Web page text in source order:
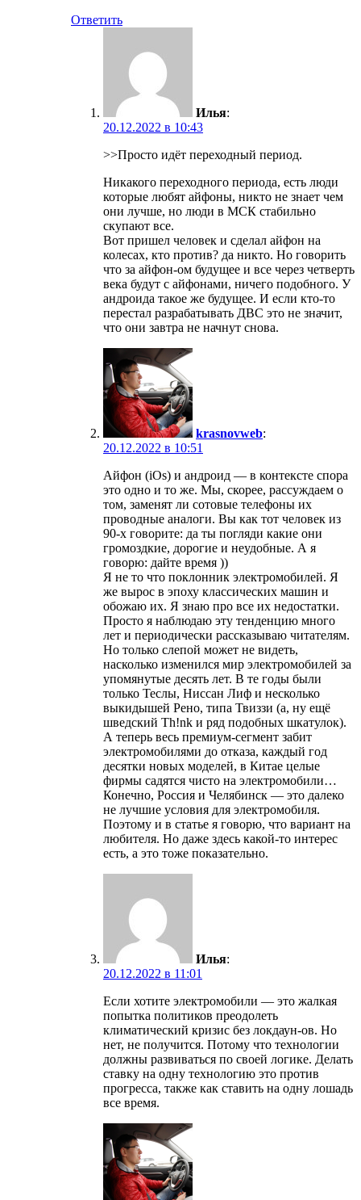
Ответить
Илья:
20.12.2022 в 10:43
>>Просто идёт переходный период.
Никакого переходного периода, есть люди
которые любят айфоны, никто не знает чем
они лучше, но люди в МСК стабильно
скупают все.
Вот пришел человек и сделал айфон на
колесах, кто против? да никто. Но говорить
что за айфон-ом будущее и все через четверть
века будут с айфонами, ничего подобного. У
андроида такое же будущее. И если кто-то
перестал разрабатывать ДВС это не значит,
что они завтра не начнут снова.
krasnovweb:
20.12.2022 в 10:51
Айфон (iOs) и андроид — в контексте спора
это одно и то же. Мы, скорее, рассуждаем о
том, заменят ли сотовые телефоны их
проводные аналоги. Вы как тот человек из
90-х говорите: да ты погляди какие они
громоздкие, дорогие и неудобные. А я
говорю: дайте время ))
Я не то что поклонник электромобилей. Я
же вырос в эпоху классических машин и
обожаю их. Я знаю про все их недостатки.
Просто я наблюдаю эту тенденцию много
лет и периодически рассказываю читателям.
Но только слепой может не видеть,
насколько изменился мир электромобилей за
упомянутые десять лет. В те годы были
только Теслы, Ниссан Лиф и несколько
выкидышей Рено, типа Твиззи (а, ну ещё
шведский Th!nk и ряд подобных шкатулок).
А теперь весь премиум-сегмент забит
электромобилями до отказа, каждый год
десятки новых моделей, в Китае целые
фирмы садятся чисто на электромобили…
Конечно, Россия и Челябинск — это далеко
не лучшие условия для электромобиля.
Поэтому и в статье я говорю, что вариант на
любителя. Но даже здесь какой-то интерес
есть, а это тоже показательно.
Илья:
20.12.2022 в 11:01
Если хотите электромобили — это жалкая
попытка политиков преодолеть
климатический кризис без локдаун-ов. Но
нет, не получится. Потому что технологии
должны развиваться по своей логике. Делать
ставку на одну технологию это против
прогресса, также как ставить на одну лошадь
все время.